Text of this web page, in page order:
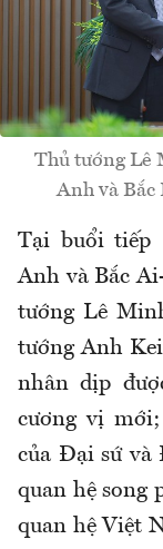
Thủ tướng Lê
Anh và
Tại buổi tiếp
Anh và Bắc
tướng Lê
tướng Anh
nhân dịp
cương vị
của Đại sứ và
quan hệ song
quan hệ Việt